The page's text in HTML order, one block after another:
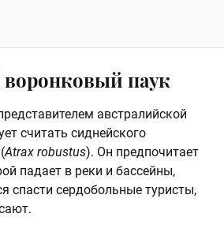
паук
австралийской
считать сиднейского
Atrax robustus). Он предпочитает
падает в реки и бассейны,
спасти сердобольные туристы,